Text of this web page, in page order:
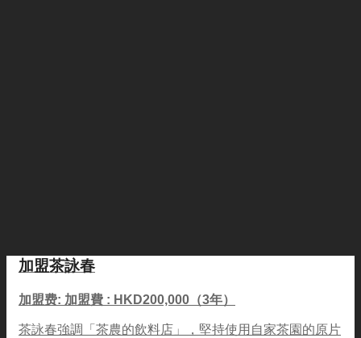
加盟茶詠春
加盟费: 加盟費 : HKD200,000（3年）
茶詠春強調「茶農的飲料店」，堅持使用自家茶園的原片